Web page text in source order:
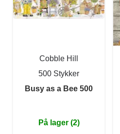
Cobble Hill
500 Stykker
Busy as a Bee 500
På lager (2)